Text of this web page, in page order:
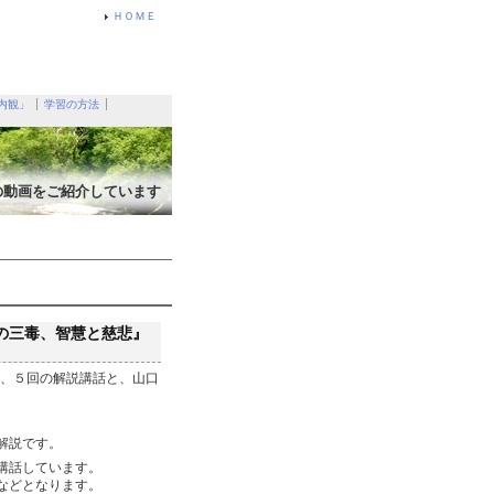
ＨＯＭＥ
観」
学習の方法
画をご紹介しています
毒、智慧と慈悲』
５回の解説講話と、山口
です。
しています。
どとなります。